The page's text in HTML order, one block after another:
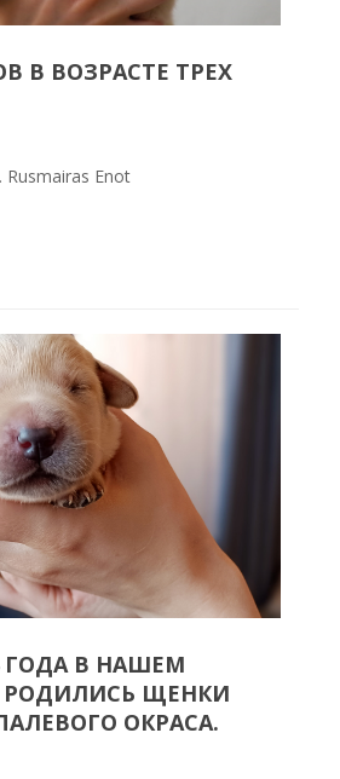
В ВОЗРАСТЕ ТРЕХ
Rusmairas Enot
ГОДА В НАШЕМ
ЩЕНКИ
ОКРАСА.